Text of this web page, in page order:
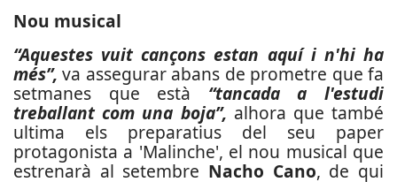
Nou musical
“Aquestes vuit cançons estan aquí i n'hi ha
més”, va assegurar abans de prometre que fa
setmanes que està “tancada a l'estudi
treballant com una boja”, alhora que també
ultima els preparatius del seu paper
protagonista a 'Malinche', el nou musical que
estrenarà al setembre Nacho Cano, de qui